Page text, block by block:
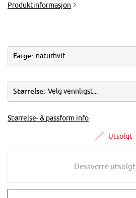
Produktinformasjon
Farge: naturhvit
Størrelse: Velg vennligst...
Størrelse- & passform info
Utsolgt
Dessverre utsolgt